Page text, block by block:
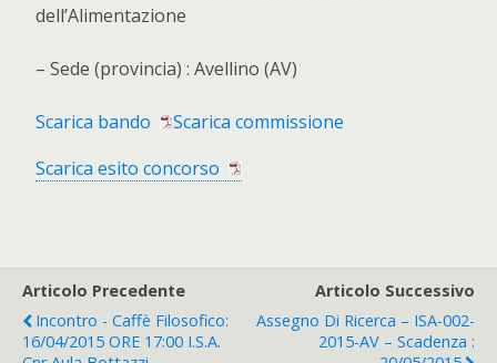
dell’Alimentazione
– Sede (provincia) : Avellino (AV)
Scarica bando
Scarica commissione
Scarica esito concorso
Articolo Precedente
Incontro - Caffè Filosofico:
16/04/2015 ORE 17:00 I.S.A.
Articolo Successivo
Assegno Di Ricerca – ISA-002-
2015-AV – Scadenza :